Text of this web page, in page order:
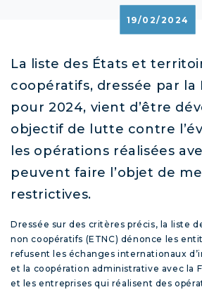
19/02/2024
La liste des États et
coopératifs, dressée par la
pour 2024, vient d’être
objectif de lutte contre
les opérations réalisées
peuvent faire l’objet de
restrictives.
Dressée sur des critères précis, la liste
non coopératifs (ETNC) dénonce les
refusent les échanges internationaux
et la coopération administrative avec la
et les entreprises qui réalisent des